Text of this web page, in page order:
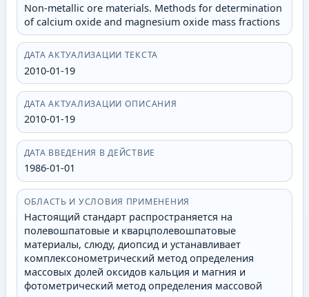
Non-metallic ore materials. Methods for determination
of calcium oxide and magnesium oxide mass fractions
ДАТА АКТУАЛИЗАЦИИ ТЕКСТА
2010-01-19
ДАТА АКТУАЛИЗАЦИИ ОПИСАНИЯ
2010-01-19
ДАТА ВВЕДЕНИЯ В ДЕЙСТВИЕ
1986-01-01
ОБЛАСТЬ И УСЛОВИЯ ПРИМЕНЕНИЯ
Настоящий стандарт распространяется на
полевошпатовые и кварцполевошпатовые
материалы, слюду, диопсид и устанавливает
комплексонометрический метод определения
массовых долей оксидов кальция и магния и
фотометрический метод определения массовой